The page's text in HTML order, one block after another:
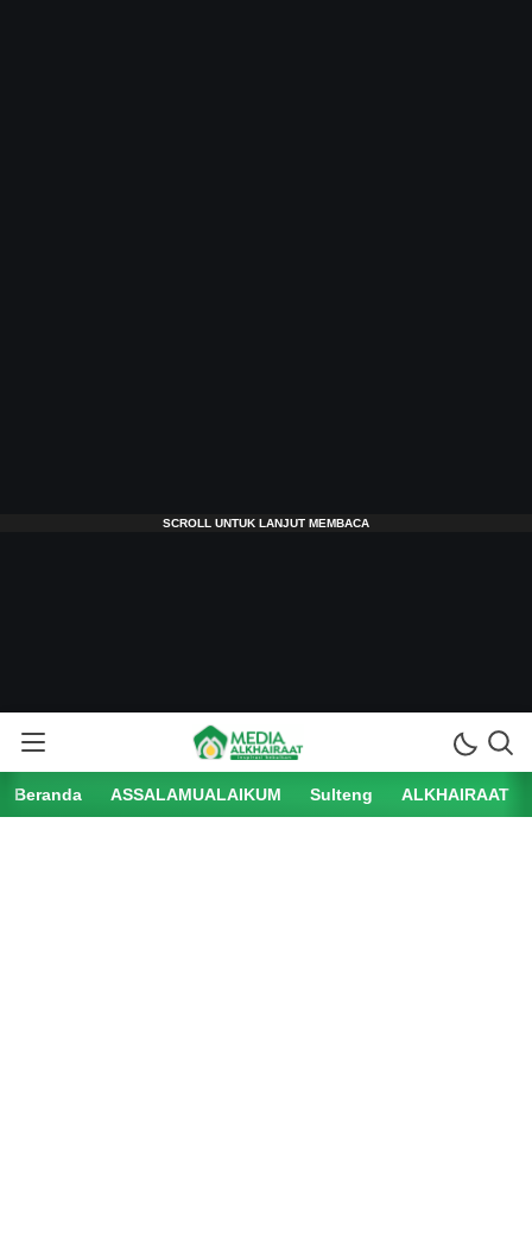
Beranda ASSALAMUALAIKUM Sulteng ALKHAIRAAT